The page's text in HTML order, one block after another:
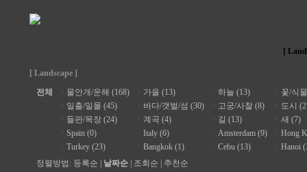
[
[ Landscape ]
전체
ㆍ 물안개/운해 (168) ㆍ 가을 (13) ㆍ 하늘 (13) ㆍ 꽃/식
ㆍ 일출/일몰 (45) ㆍ 바다/갯벌/섬 (30) ㆍ 고궁/사찰 (8) ㆍ 도시
ㆍ 들판/목장 (24) ㆍ 계곡 (4) ㆍ 길 (13) ㆍ 새 (7)
ㆍ Spain (0) ㆍ Italy (6) ㆍ Amsterdam (9) ㆍ Hong
ㆍ Turkey (23) ㆍ Bangkok (1) ㆍ Cebu (13) ㆍ Hanoi
정렬방법: 등록순 날짜순 조회순 추천순